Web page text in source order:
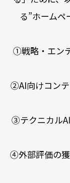
る”ホームペ
①戦略・エン
②AI向けコン
③テクニカル
④外部評価の獲